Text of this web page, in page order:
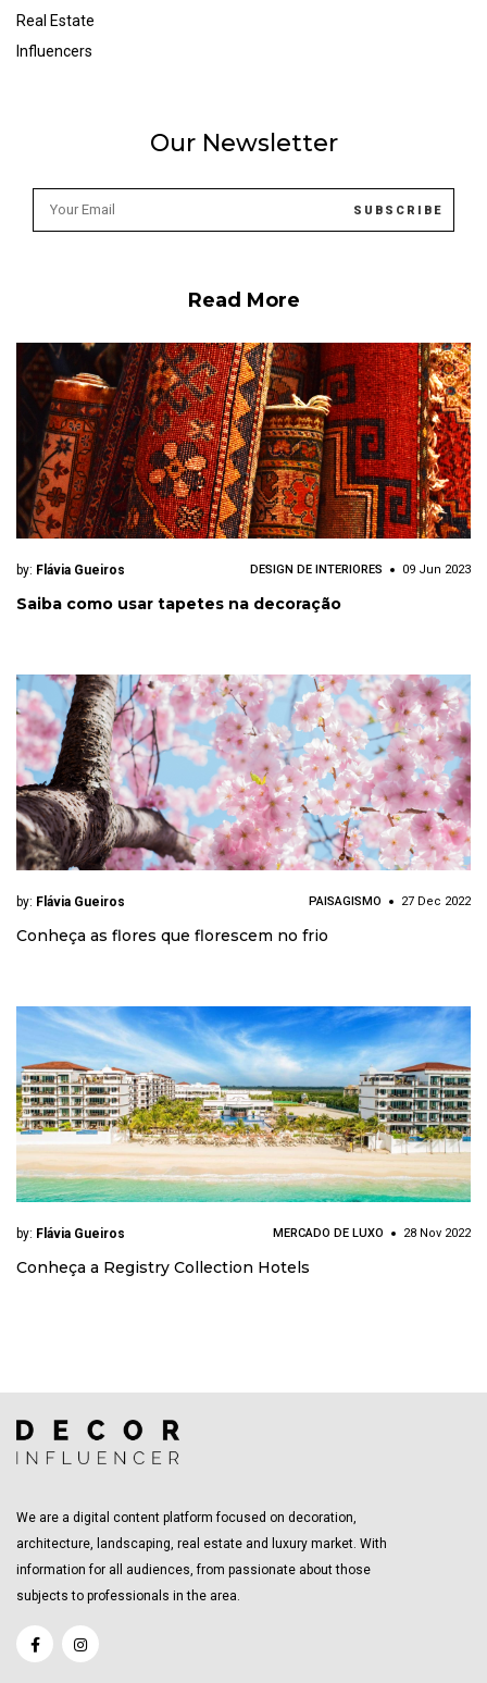
Real Estate
Influencers
Our Newsletter
Read More
by: Flávia Gueiros DESIGN DE INTERIORES 09 Jun 2023
Saiba como usar tapetes na decoração
by: Flávia Gueiros PAISAGISMO 27 Dec 2022
Conheça as flores que florescem no frio
by: Flávia Gueiros MERCADO DE LUXO 28 Nov 2022
Conheça a Registry Collection Hotels
We are a digital content platform focused on decoration,
architecture, landscaping, real estate and luxury market. With
information for all audiences, from passionate about those
subjects to professionals in the area.